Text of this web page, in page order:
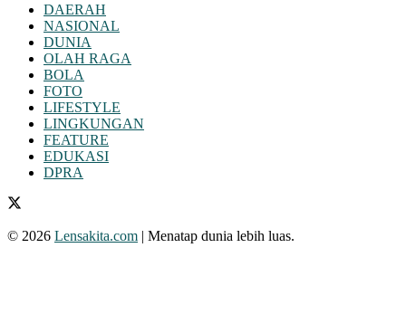
DAERAH
NASIONAL
DUNIA
OLAH RAGA
BOLA
FOTO
LIFESTYLE
LINGKUNGAN
FEATURE
EDUKASI
DPRA
© 2026 Lensakita.com | Menatap dunia lebih luas.